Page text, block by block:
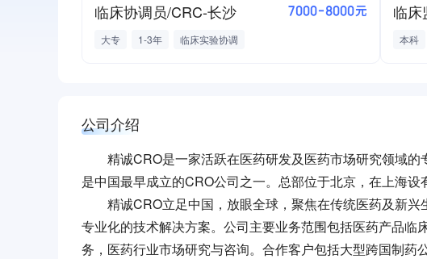
临床协调员/CRC-长沙 7000-8000元
大专 1-3年 临床实验协调
临床
本科
公司介绍
精诚CRO是一家活跃在医药研发及医药市场研究领域的
是中国最早成立的CRO公司之一。总部位于北京，在上海设
精诚CRO立足中国，放眼全球，聚焦在传统医药及新兴
专业化的技术解决方案。公司主要业务范围包括医药产品
务，医药行业市场研究与咨询。合作客户包括大型跨国制药